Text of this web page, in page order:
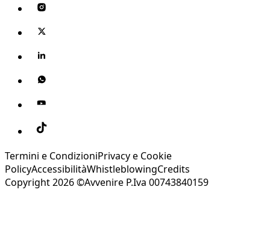
Termini e CondizioniPrivacy e Cookie
PolicyAccessibilitàWhistleblowingCredits
Copyright 2026 ©Avvenire P.Iva 00743840159